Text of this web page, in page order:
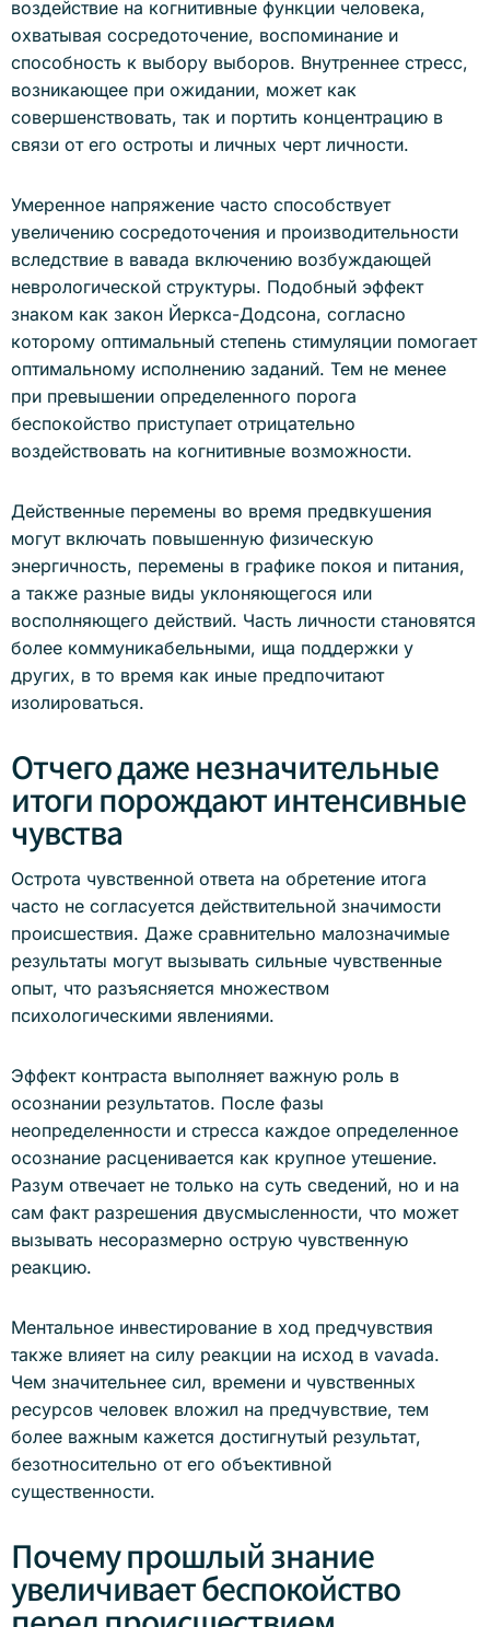
воздействие на когнитивные функции человека,
охватывая сосредоточение, воспоминание и
способность к выбору выборов. Внутреннее стресс,
возникающее при ожидании, может как
совершенствовать, так и портить концентрацию в
связи от его остроты и личных черт личности.
Умеренное напряжение часто способствует
увеличению сосредоточения и производительности
вследствие в вавада включению возбуждающей
неврологической структуры. Подобный эффект
знаком как закон Йеркса-Додсона, согласно
которому оптимальный степень стимуляции помогает
оптимальному исполнению заданий. Тем не менее
при превышении определенного порога
беспокойство приступает отрицательно
воздействовать на когнитивные возможности.
Действенные перемены во время предвкушения
могут включать повышенную физическую
энергичность, перемены в графике покоя и питания,
а также разные виды уклоняющегося или
восполняющего действий. Часть личности становятся
более коммуникабельными, ища поддержки у
других, в то время как иные предпочитают
изолироваться.
Отчего даже незначительные
итоги порождают интенсивные
чувства
Острота чувственной ответа на обретение итога
часто не согласуется действительной значимости
происшествия. Даже сравнительно малозначимые
результаты могут вызывать сильные чувственные
опыт, что разъясняется множеством
психологическими явлениями.
Эффект контраста выполняет важную роль в
осознании результатов. После фазы
неопределенности и стресса каждое определенное
осознание расценивается как крупное утешение.
Разум отвечает не только на суть сведений, но и на
сам факт разрешения двусмысленности, что может
вызывать несоразмерно острую чувственную
реакцию.
Ментальное инвестирование в ход предчувствия
также влияет на силу реакции на исход в vavada.
Чем значительнее сил, времени и чувственных
ресурсов человек вложил на предчувствие, тем
более важным кажется достигнутый результат,
безотносительно от его объективной
существенности.
Почему прошлый знание
увеличивает беспокойство